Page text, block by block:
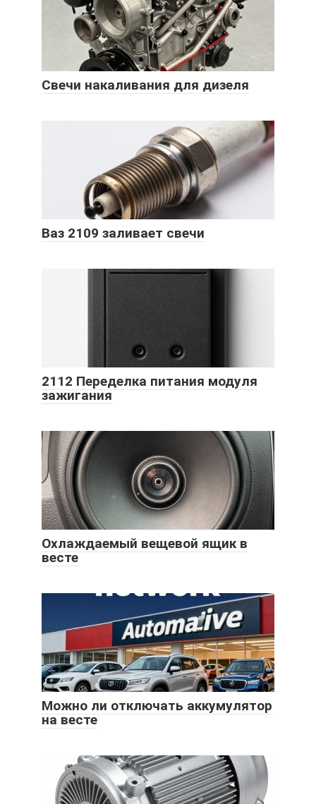
Свечи накаливания для дизеля
Ваз 2109 заливает свечи
2112 Переделка питания модуля
зажигания
Охлаждаемый вещевой ящик в
весте
Можно ли отключать аккумулятор
на весте